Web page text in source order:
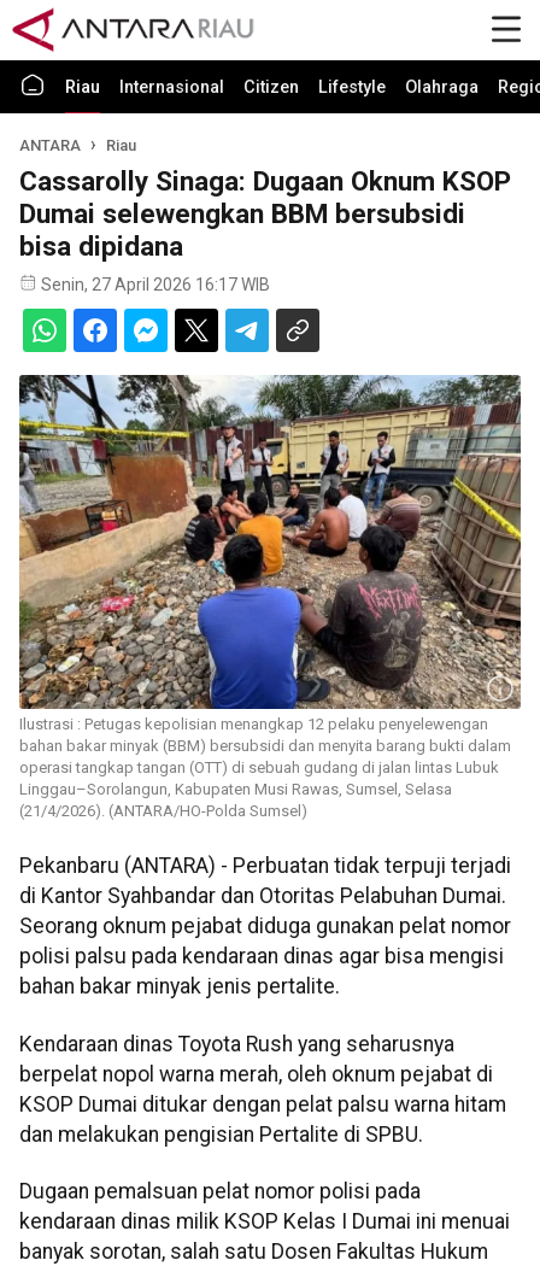
Riau Internasional Citizen Lifestyle Olahraga
ANTARA Riau
Cassarolly Sinaga: Dugaan Oknum KSOP
Dumai selewengkan BBM bersubsidi
bisa dipidana
Senin, 27 April 2026 16:17 WIB
Ilustrasi : Petugas kepolisian menangkap 12 pelaku penyelewengan
bahan bakar minyak (BBM) bersubsidi dan menyita barang bukti dalam
operasi tangkap tangan (OTT) di sebuah gudang di jalan lintas Lubuk
Linggau–Sorolangun, Kabupaten Musi Rawas, Sumsel, Selasa
(21/4/2026). (ANTARA/HO-Polda Sumsel)
Pekanbaru (ANTARA) - Perbuatan tidak terpuji terjadi
di Kantor Syahbandar dan Otoritas Pelabuhan Dumai.
Seorang oknum pejabat diduga gunakan pelat nomor
polisi palsu pada kendaraan dinas agar bisa mengisi
bahan bakar minyak jenis pertalite.
Kendaraan dinas Toyota Rush yang seharusnya
berpelat nopol warna merah, oleh oknum pejabat di
KSOP Dumai ditukar dengan pelat palsu warna hitam
dan melakukan pengisian Pertalite di SPBU.
Dugaan pemalsuan pelat nomor polisi pada
kendaraan dinas milik KSOP Kelas I Dumai ini menuai
banyak sorotan, salah satu Dosen Fakultas Hukum